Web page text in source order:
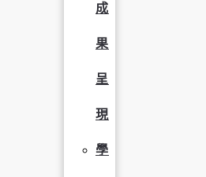
成
果
呈
現
學